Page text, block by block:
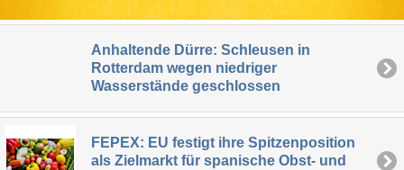
Anhaltende Dürre: Schleusen in
Rotterdam wegen niedriger
Wasserstände geschlossen
FEPEX: EU festigt ihre Spitzenposition
als Zielmarkt für spanische Obst- und